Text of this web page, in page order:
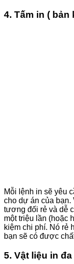
4. Tấm in ( bản
Mỗi lệnh in sẽ yêu
cho dự án của bạn.
tương đối rẻ và dễ
một triệu lần (hoặc
kiệm chi phí. Nó rẻ
bạn sẽ có được
5. Vật liệu in